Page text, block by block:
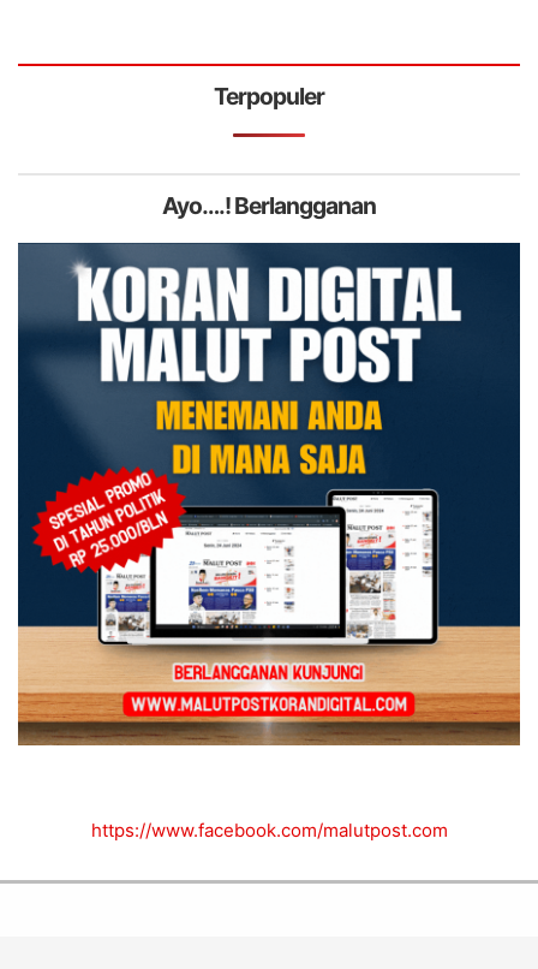
Terpopuler
Ayo….! Berlangganan
https://www.facebook.com/malutpost.com